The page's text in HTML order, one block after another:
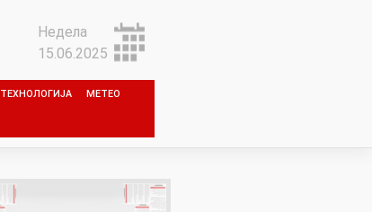
Недела
15.06.2025
ТЕХНОЛОГИЈА МЕТЕО